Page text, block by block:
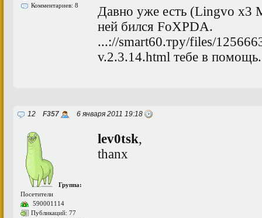
Комментариев: 8
Давно уже есть (Lingvo x3
ней бился FoXPDA.
...://smart60.тру/files/
v.2.3.14.html тебе в помощь.
12 F357 6 января 2011 19:18
Группа:
Посетители
590001114
Публикаций: 77
lev0tsk,
thanx